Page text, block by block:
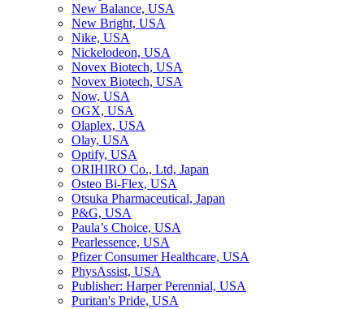
New Balance, USA
New Bright, USA
Nike, USA
Niсkelodeon, USA
Novex Biotech, USA
Novex Biotech, USA
Now, USA
OGX, USA
Olaplex, USA
Olay, USA
Optify, USA
ORIHIRO Co., Ltd, Japan
Osteo Bi-Flex, USA
Otsuka Pharmaceutical, Japan
P&G, USA
Paula’s Choice, USA
Pearlessence, USA
Pfizer Consumer Healthcare, USA
PhysAssist, USA
Publisher: Harper Perennial, USA
Puritan's Pride, USA